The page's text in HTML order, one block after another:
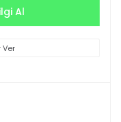
Al
Ver